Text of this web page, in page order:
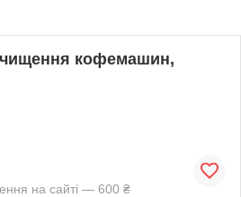
чищення кофемашин,
на сайті — 600 ₴